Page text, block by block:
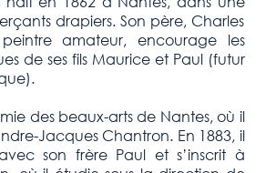
drapiers. Son père, Charles
amateur, encourage les
de ses fils Maurice et Paul (futur
des beaux-arts de Nantes, où il
Jacques Chantron. En 1883, il
son frère Paul et s’inscrit à